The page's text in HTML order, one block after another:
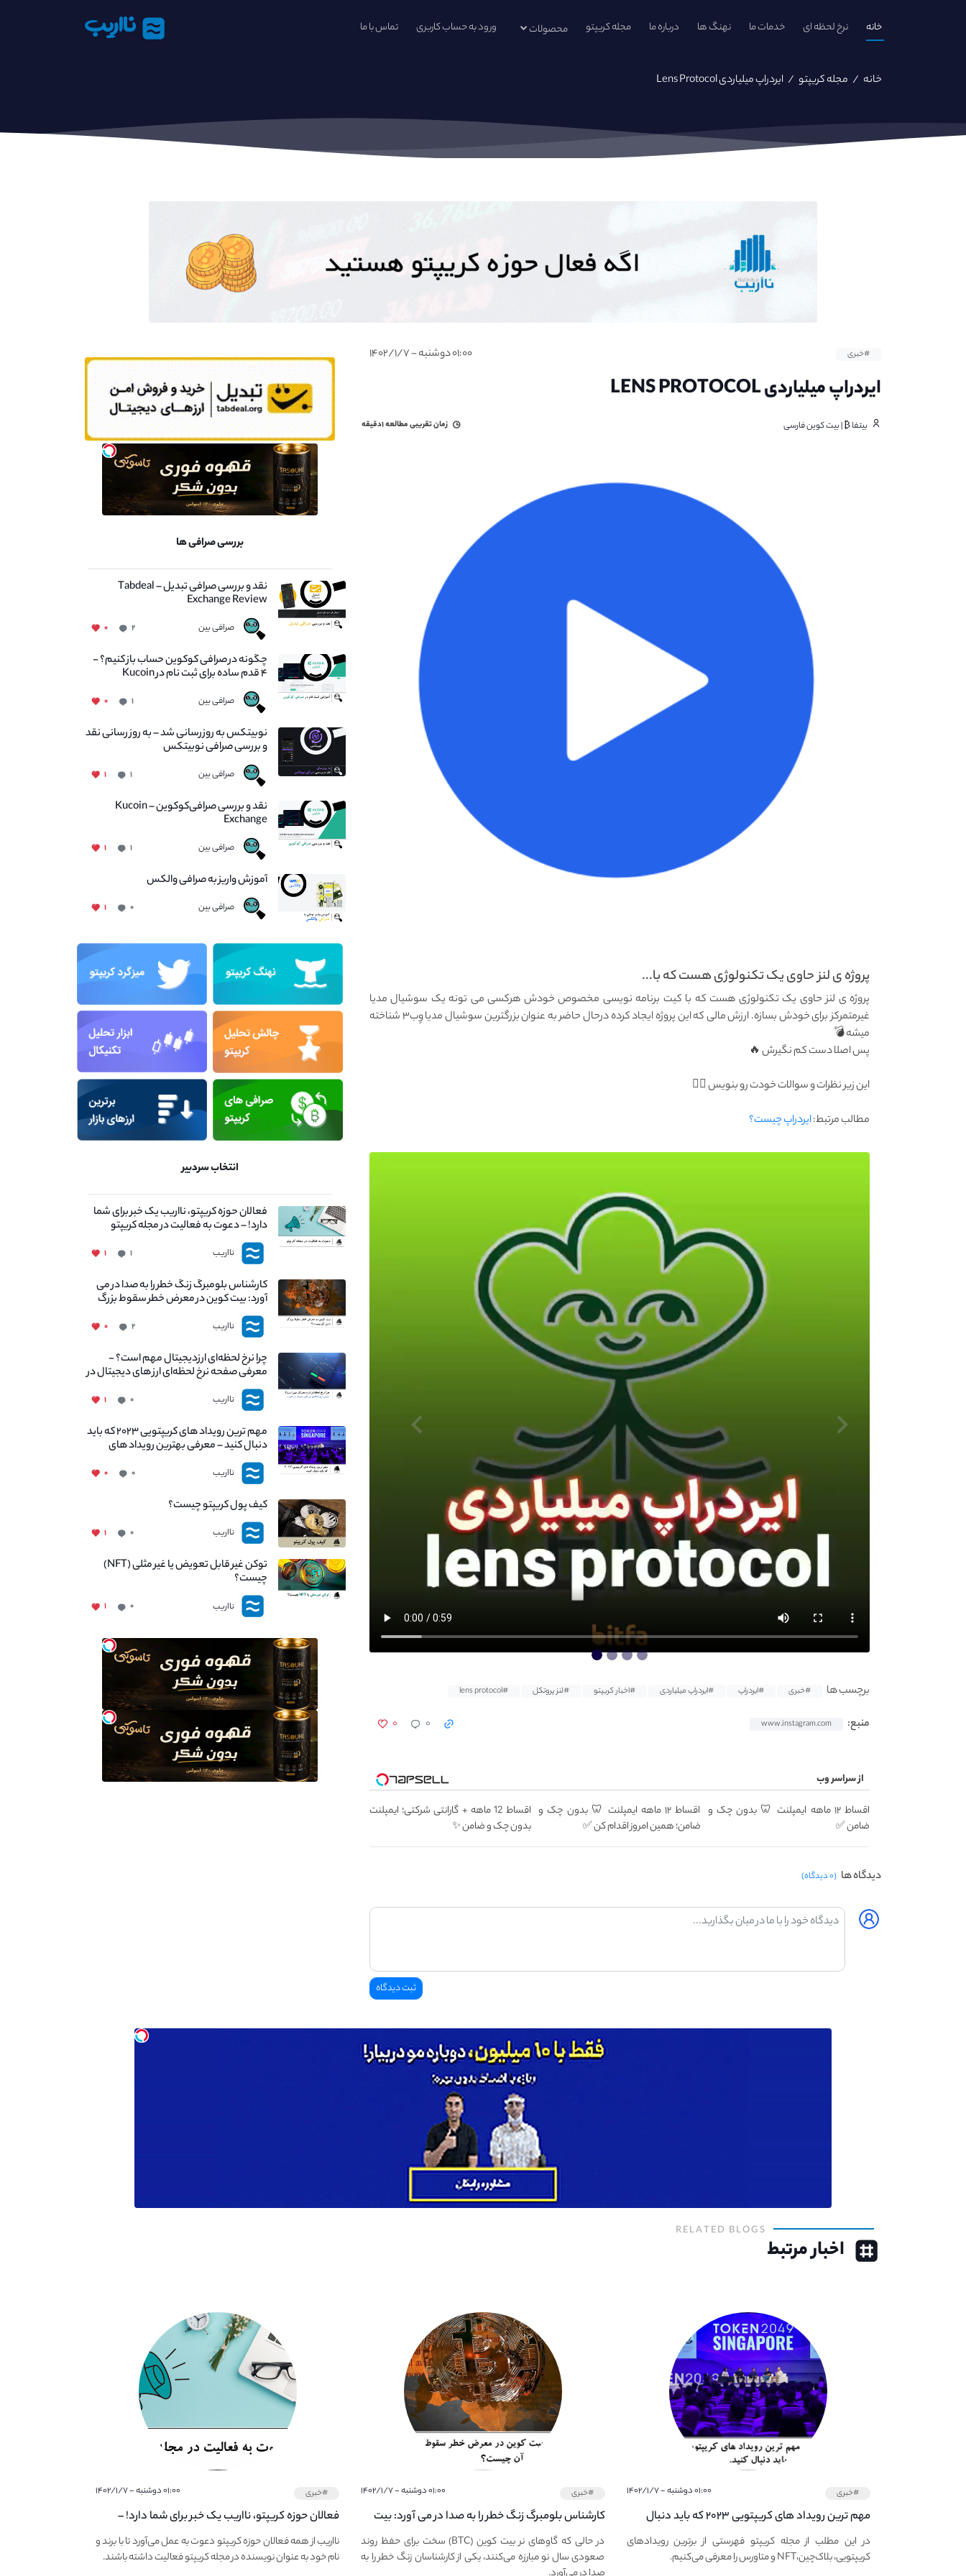
خانه نرخ لحظه ای خدمات ما نهنگ ها درباره ما مجله کریپتو محصولات ورود به حساب کاربری تماس با ما نااریب
خانه / مجله کریپتو / ایردراپ میلیاردی Lens Protocol
#خبری ۰۱:۰۰ دوشنبه - ۱۴۰۲/۱/۷
ایردراپ میلیاردی LENS PROTOCOL
بیتفا ₿ | بیت کوین فارسی زمان تقریبی مطالعه۱دقیقه
پروژه ی لنز حاوی یک تکنولوژی هست که با...
پروژه ی لنز حاوی یک تکنولوژی هست که با کیت برنامه نویسی مخصوص خودش هرکسی می تونه یک سوشیال مدیا
غیرمتمرکز برای خودش بسازه. ارزش مالی که این پروژه ایجاد کرده درحال حاضر به عنوان بزرگترین سوشیال مدیا وِب۳ شناخته
میشه 💣
پس اصلا دست کم نگیرش 🔥
این زیر نظرات و سوالات خودت رو بنویس 👇🏼
مطالب مرتبط:ایردراپ چیست؟
برچسب ها #خبری #ایردراپ #ایردراپ میلیاردی #اخبار کریپتو #لنز پروتکل #lens protocol
منبع: www.instagram.com ۰ ۰
از سراسر وب
اقساط ۱۲ ماهه ایمپلنت 🦷 بدون چک و
ضامن ✅
اقساط ۱۲ ماهه ایمپلنت 🦷 بدون چک و
ضامن؛ همین امروز اقدام کن ✅
اقساط 12 ماهه + گارانتی شرکتی؛ ایمپلنت
بدون چک و ضامن ✨
دیدگاه ها (۰ دیدگاه)
بررسی صرافی ها
نقد و بررسی صرافی تبدیل – Tabdeal
Exchange Review
صرافی بین ۲ ۰
چگونه در صرافی کوکوین حساب باز کنیم؟ -
۴ قدم ساده برای ثبت نام در Kucoin
صرافی بین ۱ ۰
نوبیتکس به روزرسانی شد – به روز رسانی نقد
و بررسی صرافی نوبیتکس
صرافی بین ۱ ۱
نقد و بررسی صرافی‌کوکوین – Kucoin
Exchange
صرافی بین ۱ ۱
آموزش واریز به صرافی والکس
صرافی بین ۰ ۱
انتخاب سردبیر
فعالان حوزه کریپتو، نااریب یک خبر برای شما
دارد! – دعوت به فعالیت در مجله کریپتو
نااریب ۱ ۱
کارشناس بلومبرگ زنگ خطر را به صدا در می
آورد: بیت کوین در معرض خطر سقوط بزرگ
است - دلیل آن چیست؟
نااریب ۲ ۰
چرا نرخ لحظه‌ای ارزدیجیتال مهم است؟ -
معرفی صفحه نرخ لحظه‌ای ارز های دیجیتال در
نااریب
نااریب ۰ ۱
مهم ترین رویداد های کریپتویی ۲۰۲۳ که باید
دنبال کنید – معرفی بهترین رویداد های
جهانی
نااریب ۰ ۰
کیف پول کریپتو چیست؟
نااریب ۰ ۱
توکن غیر قابل تعویض یا غیر مثلی (NFT)
چیست؟
نااریب ۰ ۱
RELATED BLOGS
اخبار مرتبط
#خبری ۰۱:۰۰ دوشنبه - ۱۴۰۲/۱/۷
مهم ترین رویداد های کریپتویی ۲۰۲۳ که باید دنبال
کنید – معرفی بهترین رویداد های جهانی
در این مطلب از مجله کریپتو فهرستی از برترین رویدادهای
کریپتویی، بلاک‌چین،NFT و متاورس را معرفی می‌کنیم.
#خبری ۰۱:۰۰ دوشنبه - ۱۴۰۲/۱/۷
کارشناس بلومبرگ زنگ خطر را به صدا در می آورد: بیت
کوین در معرض خطر سقوط بزرگ است - دلیل آن
چیست؟
در حالی که گاوهای نر بیت کوین (BTC) سخت برای حفظ روند
صعودی سال نو مبارزه می‌کنند، یکی از کارشناسان زنگ خطر را به
#خبری ۰۱:۰۰ دوشنبه - ۱۴۰۲/۱/۷
فعالان حوزه کریپتو، نااریب یک خبر برای شما دارد! –
دعوت به فعالیت در مجله کریپتو
نااریب از همه فعالان حوزه کریپتو دعوت به عمل می‌آورد تا با برند و
نام خود به عنوان نویسنده در مجله کریپتو فعالیت داشته باشند.